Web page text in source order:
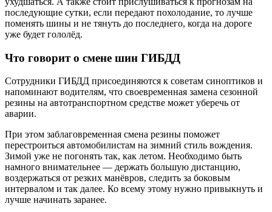
последующие сутки, если передают похолодание, то лучше
поменять шины и не тянуть до последнего, когда на дороге
уже будет гололёд.
Что говорит о смене шин ГИБДД
Сотрудники ГИБДД присоединяются к советам синоптиков и
напоминают водителям, что своевременная замена сезонной
резины на автотранспортном средстве может уберечь от
аварии.
При этом заблаговременная смена резины поможет
перестроиться автомобилистам на зимний стиль вождения.
Зимой уже не погонять так, как летом. Необходимо быть
намного внимательнее — держать большую дистанцию,
воздержаться от резких манёвров, следить за боковым
интервалом и так далее. Ко всему этому нужно привыкнуть и
лучше начинать заранее.